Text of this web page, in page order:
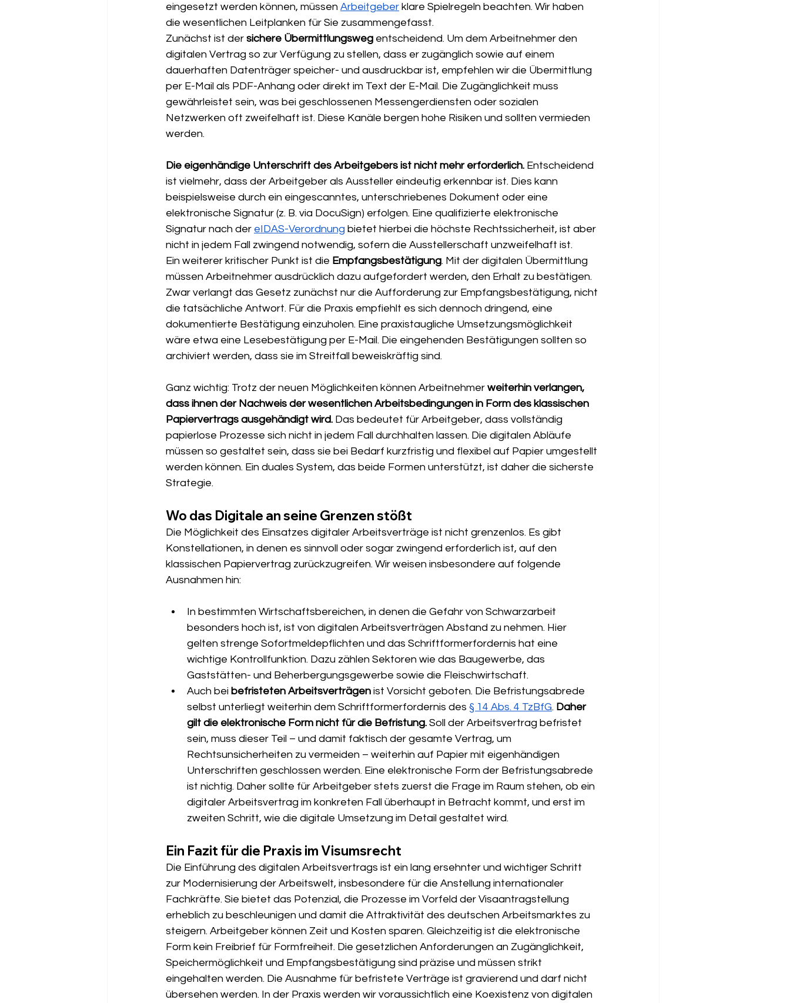
eingesetzt werden können, müssen Arbeitgeber klare Spielregeln beachten. Wir haben
die wesentlichen Leitplanken für Sie zusammengefasst.
Zunächst ist der sichere Übermittlungsweg entscheidend. Um dem Arbeitnehmer den
digitalen Vertrag so zur Verfügung zu stellen, dass er zugänglich sowie auf einem
dauerhaften Datenträger speicher- und ausdruckbar ist, empfehlen wir die Übermittlung
per E-Mail als PDF-Anhang oder direkt im Text der E-Mail. Die Zugänglichkeit muss
gewährleistet sein, was bei geschlossenen Messengerdiensten oder sozialen
Netzwerken oft zweifelhaft ist. Diese Kanäle bergen hohe Risiken und sollten vermieden
werden.
Die eigenhändige Unterschrift des Arbeitgebers ist nicht mehr erforderlich. Entscheidend
ist vielmehr, dass der Arbeitgeber als Aussteller eindeutig erkennbar ist. Dies kann
beispielsweise durch ein eingescanntes, unterschriebenes Dokument oder eine
elektronische Signatur (z. B. via DocuSign) erfolgen. Eine qualifizierte elektronische
Signatur nach der eIDAS-Verordnung bietet hierbei die höchste Rechtssicherheit, ist aber
nicht in jedem Fall zwingend notwendig, sofern die Ausstellerschaft unzweifelhaft ist.
Ein weiterer kritischer Punkt ist die Empfangsbestätigung. Mit der digitalen Übermittlung
müssen Arbeitnehmer ausdrücklich dazu aufgefordert werden, den Erhalt zu bestätigen.
Zwar verlangt das Gesetz zunächst nur die Aufforderung zur Empfangsbestätigung, nicht
die tatsächliche Antwort. Für die Praxis empfiehlt es sich dennoch dringend, eine
dokumentierte Bestätigung einzuholen. Eine praxistaugliche Umsetzungsmöglichkeit
wäre etwa eine Lesebestätigung per E-Mail. Die eingehenden Bestätigungen sollten so
archiviert werden, dass sie im Streitfall beweiskräftig sind.
Ganz wichtig: Trotz der neuen Möglichkeiten können Arbeitnehmer weiterhin verlangen,
dass ihnen der Nachweis der wesentlichen Arbeitsbedingungen in Form des klassischen
Papiervertrags ausgehändigt wird. Das bedeutet für Arbeitgeber, dass vollständig
papierlose Prozesse sich nicht in jedem Fall durchhalten lassen. Die digitalen Abläufe
müssen so gestaltet sein, dass sie bei Bedarf kurzfristig und flexibel auf Papier umgestellt
werden können. Ein duales System, das beide Formen unterstützt, ist daher die sicherste
Strategie.
Wo das Digitale an seine Grenzen stößt
Die Möglichkeit des Einsatzes digitaler Arbeitsverträge ist nicht grenzenlos. Es gibt
Konstellationen, in denen es sinnvoll oder sogar zwingend erforderlich ist, auf den
klassischen Papiervertrag zurückzugreifen. Wir weisen insbesondere auf folgende
Ausnahmen hin:
In bestimmten Wirtschaftsbereichen, in denen die Gefahr von Schwarzarbeit
besonders hoch ist, ist von digitalen Arbeitsverträgen Abstand zu nehmen. Hier
gelten strenge Sofortmeldepflichten und das Schriftformerfordernis hat eine
wichtige Kontrollfunktion. Dazu zählen Sektoren wie das Baugewerbe, das
Gaststätten- und Beherbergungsgewerbe sowie die Fleischwirtschaft.
Auch bei befristeten Arbeitsverträgen ist Vorsicht geboten. Die Befristungsabrede
selbst unterliegt weiterhin dem Schriftformerfordernis des § 14 Abs. 4 TzBfG. Daher
gilt die elektronische Form nicht für die Befristung. Soll der Arbeitsvertrag befristet
sein, muss dieser Teil – und damit faktisch der gesamte Vertrag, um
Rechtsunsicherheiten zu vermeiden – weiterhin auf Papier mit eigenhändigen
Unterschriften geschlossen werden. Eine elektronische Form der Befristungsabrede
ist nichtig. Daher sollte für Arbeitgeber stets zuerst die Frage im Raum stehen, ob ein
digitaler Arbeitsvertrag im konkreten Fall überhaupt in Betracht kommt, und erst im
zweiten Schritt, wie die digitale Umsetzung im Detail gestaltet wird.
Ein Fazit für die Praxis im Visumsrecht
Die Einführung des digitalen Arbeitsvertrags ist ein lang ersehnter und wichtiger Schritt
zur Modernisierung der Arbeitswelt, insbesondere für die Anstellung internationaler
Fachkräfte. Sie bietet das Potenzial, die Prozesse im Vorfeld der Visaantragstellung
erheblich zu beschleunigen und damit die Attraktivität des deutschen Arbeitsmarktes zu
steigern. Arbeitgeber können Zeit und Kosten sparen. Gleichzeitig ist die elektronische
Form kein Freibrief für Formfreiheit. Die gesetzlichen Anforderungen an Zugänglichkeit,
Speichermöglichkeit und Empfangsbestätigung sind präzise und müssen strikt
eingehalten werden. Die Ausnahme für befristete Verträge ist gravierend und darf nicht
übersehen werden. In der Praxis werden wir voraussichtlich eine Koexistenz von digitalen